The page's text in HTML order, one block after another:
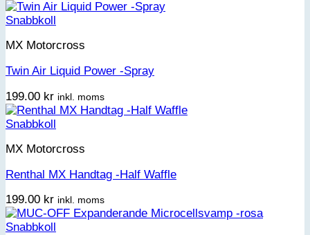
Snabbkoll
MX Motorcross
Twin Air Liquid Power -Spray
199.00 kr inkl. moms
Snabbkoll
MX Motorcross
Renthal MX Handtag -Half Waffle
199.00 kr inkl. moms
Snabbkoll